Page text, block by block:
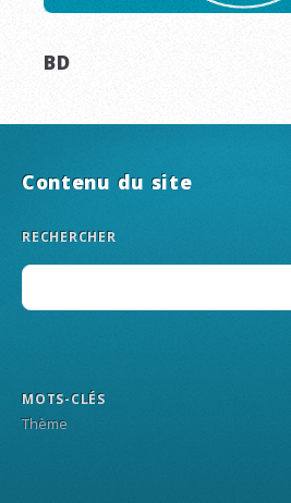
BD
Contenu du site
RECHERCHER
MOTS-CLÉS
Thème